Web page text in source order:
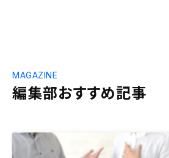
編集部おすすめ記事
MAGAZINE